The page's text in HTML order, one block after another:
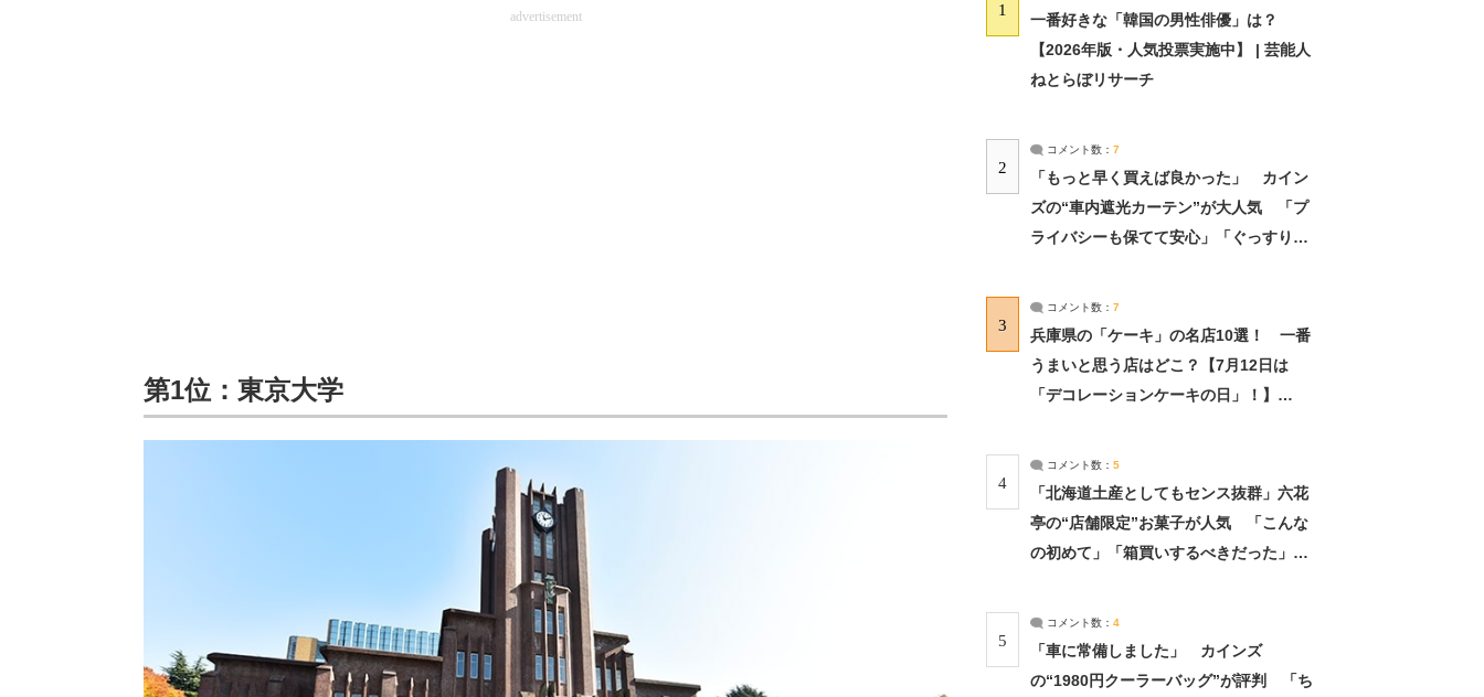
advertisement
第1位：東京大学
1
一番好きな「韓国の男性俳優」は？
【2026年版・人気投票実施中】 | 芸能人
ねとらぼリサーチ
2
コメント数： 7
「もっと早く買えば良かった」 カイン
ズの“車内遮光カーテン”が大人気 「プ
ライバシーも保てて安心」「ぐっすり眠
3
コメント数： 7
兵庫県の「ケーキ」の名店10選！ 一番
うまいと思う店はどこ？【7月12日は
「デコレーションケーキの日」！】
4
コメント数： 5
「北海道土産としてもセンス抜群」六花
亭の“店舗限定”お菓子が人気 「こんな
の初めて」「箱買いするべきだった」
5
コメント数： 4
「車に常備しました」 カインズ
の“1980円クーラーバッグ”が評判 「ち